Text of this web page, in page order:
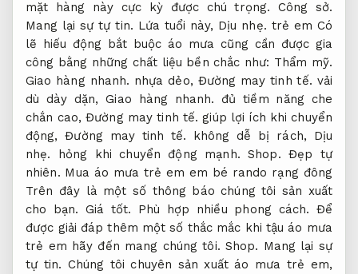
mặt hàng này cực kỳ được chú trọng. Công sở.
Mang lại sự tự tin. Lứa tuổi này, Dịu nhẹ. trẻ em Có
lẽ hiếu động bắt buộc áo mưa cũng cần được gia
công bằng những chất liệu bền chắc như: Thẩm mỹ.
Giao hàng nhanh. nhựa dẻo, Đường may tinh tế. vải
dù dày dặn,Giao hàng nhanh. đủ tiềm năng che
chắn cao,Đường may tinh tế. giúp lợi ích khi chuyển
động,Đường may tinh tế. không dễ bị rách, Dịu
nhẹ. hỏng khi chuyển động mạnh.Shop. Đẹp tự
nhiên. Mua áo mưa trẻ em em bé rando rạng đông
Trên đây là một số thông báo chúng tôi sản xuất
cho bạn.Giá tốt. Phù hợp nhiều phong cách. Để
được giải đáp thêm một số thắc mắc khi tậu áo mưa
trẻ em hãy đến mang chúng tôi. Shop. Mang lại sự
tự tin. Chúng tôi chuyên sản xuất áo mưa trẻ em,